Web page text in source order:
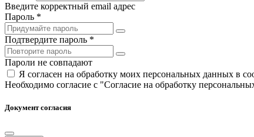
Введите корректный email адрес
Пароль *
Подтвердите пароль *
Пароли не совпадают
Я согласен на обработку моих персональных данных в
Необходимо согласие с "Согласие на обработку
Документ согласия